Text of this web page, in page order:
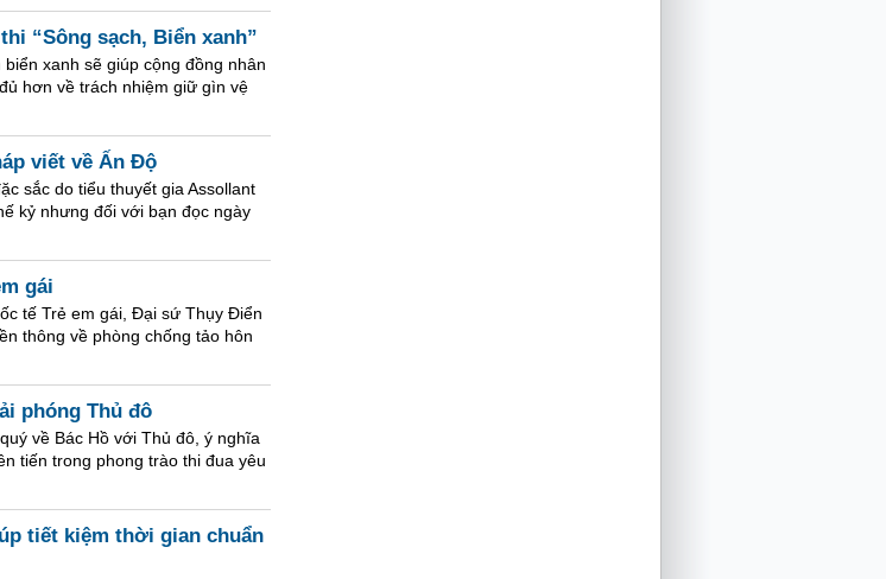
“Sông sạch, Biển xanh”
xanh sẽ giúp cộng đồng nhân
hơn về trách nhiệm giữ gìn vệ
viết về Ấn Độ
sắc do tiểu thuyết gia Assollant
kỷ nhưng đối với bạn đọc ngày
gái
tế Trẻ em gái, Đại sứ Thụy Điển
thông về phòng chống tảo hôn
phóng Thủ đô
về Bác Hồ với Thủ đô, ý nghĩa
tiến trong phong trào thi đua yêu
tiết kiệm thời gian chuẩn